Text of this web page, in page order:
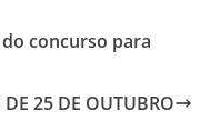
concurso para
DE 25 DE OUTUBRO